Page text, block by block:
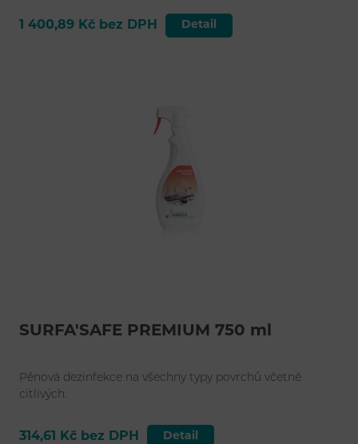
1 400,89 Kč bez DPH Detail
SURFA'SAFE PREMIUM 750 ml
Pěnová dezinfekce na všechny typy povrchů včetně
citlivých.
314,61 Kč bez DPH Detail